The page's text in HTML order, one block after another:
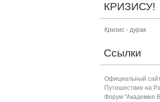
КРИЗИСУ!
Кризис - дурак
Ссылки
Официальный
Путешествие на
Форум "Академия